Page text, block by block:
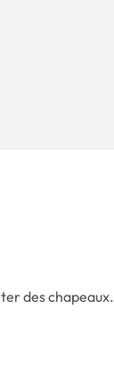
des chapeaux.